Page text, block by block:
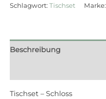
Schlagwort: Tischset Marke:
Beschreibung
Tischset – Schloss